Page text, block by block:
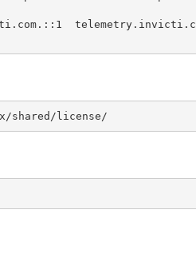
::1  telemetry.invicti.c
shared/license/